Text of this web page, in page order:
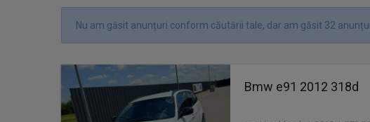
Nu am găsit anunțuri conform căutării tale, dar am găsit 32
Bmw e91 2012 318d